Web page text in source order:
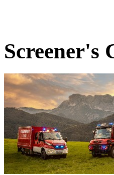
Screener's